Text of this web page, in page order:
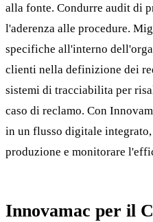
alla fonte. Condurre audit di
l'aderenza alle procedure.
specifiche all'interno
clienti nella definizione dei
sistemi di tracciabilita per
caso di reclamo. Con
in un flusso digitale
produzione e monitorare
Innovamac per il